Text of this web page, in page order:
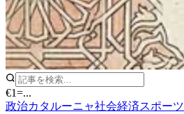
€1=...
政治カタルーニャ社会経済スポーツ